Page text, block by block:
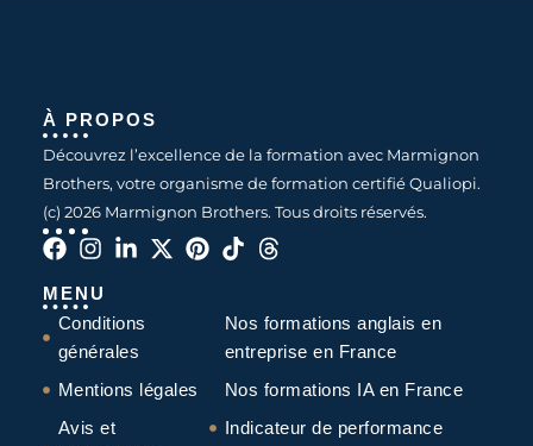
À PROPOS
Découvrez l’excellence de la formation avec Marmignon
Brothers, votre organisme de formation certifié Qualiopi.
(c) 2026 Marmignon Brothers. Tous droits réservés.
MENU
Conditions
générales
Mentions légales
Avis et
Nos formations anglais en
entreprise en France
Nos formations IA en France
Indicateur de performance